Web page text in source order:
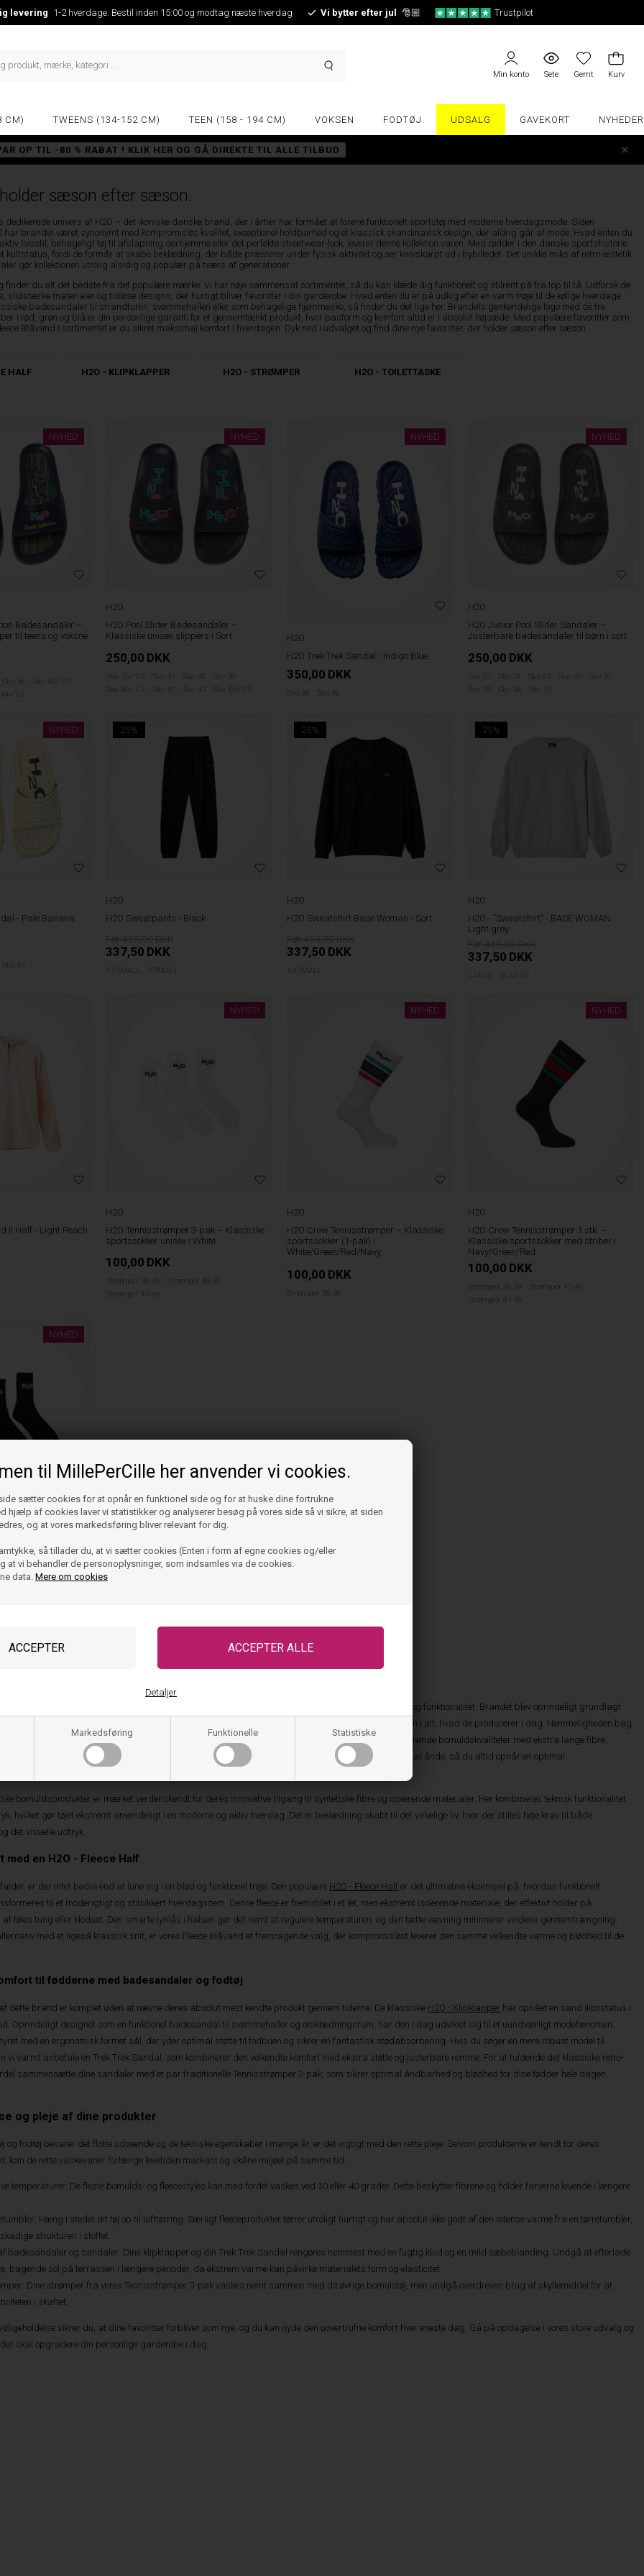
til MillePerCille her anvender vi cookies.
sætter cookies for at opnår en funktionel side og for at huske dine fortrukne
hjælp af cookies laver vi statistikker og analyserer besøg på vores side så vi sikre, at siden
og at vores markedsføring bliver relevant for dig.
så tillader du, at vi sætter cookies (Enten i form af egne cookies og/eller
at vi behandler de personoplysninger, som indsamles via de cookies.
data. Mere om cookies
Markedsføring Funktionelle Statistiske
Detaljer
levering 1-2 hverdage. Bestil inden 15:00 og modtag næste hverdag Vi bytter efter jul 🎅🏼 Trustpilot
Min konto Sete Gemt Kurv
CM) TWEENS (134-152 CM) TEEN (158 - 194 CM) VOKSEN FODTØJ UDSALG GAVEKORT NYHEDER
OP TIL -80 % RABAT ! KLIK HER OG GÅ DIREKTE TIL ALLE TILBUD
holder sæson efter sæson.
dedikerede univers af H2O – det ikoniske danske brand, der i årtier har formået at forene funktionelt sportstøj med moderne hverdagsmode. Siden
har brandet været synonymt med kompromisløs kvalitet, exceptionel holdbarhed og et klassisk skandinavisk design, der aldrig går af mode. Hvad enten du
aktiv livsstil, behageligt tøj til afslapning derhjemme eller det perfekte streetwear-look, leverer denne kollektion varen. Med rødder i den danske sportshistorie
kultstatus, fordi de formår at skabe beklædning, der både præsterer under fysisk aktivitet og ser knivskarpt ud i bybilledet. Det unikke miks af retro-æstetik
gør kollektionen utrolig alsidig og populær på tværs af generationer.
finder du alt det bedste fra det populære mærke. Vi har nøje sammensat sortimentet, så du kan klæde dig funktionelt og stilrent på fra top til tå. Udforsk de
slidstærke materialer og tidløse designs, der hurtigt bliver favoritter i din garderobe. Hvad enten du er på udkig efter en varm trøje til de kølige hverdage
badesandaler til strandturen, svømmehallen eller som behagelige hjemmesko, så finder du det lige her. Brandets genkendelige logo med de tre
i rød, grøn og blå er din personlige garanti for et gennemtænkt produkt, hvor pasform og komfort altid er i absolut højsæde. Med populære favoritter som
Blåvand i sortimentet er du sikret maksimal komfort i hverdagen. Dyk ned i udvalget og find dine nye favoritter, der holder sæson efter sæson.
HALF H2O - KLIPKLAPPER H2O - STRØMPER H2O - TOILETTASKE
NYHED
Badesandaler –
til teens og voksne
Sko 38
Sko 40+1/2
44+1/2
NYHED
H2O
H2O Pool Slider Badesandaler –
Klassiske unisex slippers i Sort
250,00 DKK
Sko 35+1/2 Sko 37 Sko 38
Sko 39
Sko 40+1/2
Sko 42 Sko 43 Sko 44+1/2
NYHED
H2O
H2O Trek Trek Sandal - Indigo Blue
350,00 DKK
Sko 38 Sko 39
NYHED
H2O
H2O Junior Pool Slider Sandaler –
Justerbare badesandaler til børn i sort
250,00 DKK
Sko 25 Sko 28 Sko 29 Sko 30
Sko 31
Sko 33
Sko 34 Sko 35
NYHED
- Pale Banana
Sko 42
25%
H2O
H2O Sweatpants - Black
450,00
337,50 DKK
XXSMALL XSMALL
25%
H2O
H2O Sweatshirt Base Woman - Sort
450,00
337,50 DKK
XXSMALL
25%
H2O
H2O - "Sweatshirt" - BASE WOMAN -
Light grey
450,00
337,50 DKK
LARGE XLARGE
II Half - Light Peach
NYHED
H2O
H2O Tennisstrømper 3-pak – Klassiske
sportssokker unisex i White
100,00 DKK
Strømper 36-39
Strømper 40-42
Strømper 43-46
NYHED
H2O
H2O Crew Tennisstrømper – Klassiske
sportssokker (1-pak) i
White/Green/Red/Navy
100,00 DKK
Strømper 36-39
NYHED
H2O
H2O Crew Tennisstrømper 1 stk. –
Klassiske sportssokker med striber i
Navy/Green/Red
100,00 DKK
Strømper 36-39
Strømper 40-42
Strømper 43-46
NYHED
3-pak – Sorte
unisex
og fodtøj fra det danske sportsbrand H2O, investerer du i en lang tradition for sublim kvalitet og funktionalitet. Brandet blev oprindeligt grundlagt
at skabe sportstøj, der kunne modstå det omskiftelige skandinaviske vejr, og den filosofi er stadig kernen i alt, hvad de producerer i dag. Hemmeligheden bag
stringente proces omkring materialevalg og de avancerede vævningsmetoder. Der anvendes udelukkende bomuldskvaliteter med ekstra lange fibre,
blød overflade og en slidstyrke, som holder form og farve vask efter vask. Tekstilerne er designet til at ånde, så du altid opnår en optimal
bomuldsprodukter er mærket verdenskendt for deres innovative tilgang til syntetiske fibre og isolerende materialer. Her kombineres teknisk funktionalitet
hvilket gør tøjet ekstremt anvendeligt i en moderne og aktiv hverdag. Det er beklædning skabt til det virkelige liv, hvor der stilles høje krav til både
det visuelle udtryk.
med en H2O - Fleece Half
er der intet bedre end at lune sig i en blød og funktionel trøje. Den populære H2O - Fleece Half er det ultimative eksempel på, hvordan funktionelt
til et moderigtigt og stilsikkert hverdagsitem. Denne fleece er fremstillet i et let, men ekstremt isolerende materiale, der effektivt holder på
at føles tung eller klodset. Den smarte lynlås i halsen gør det nemt at regulere temperaturen, og den tætte vævning minimerer vindens gennemtrængning.
med et ligeså klassisk snit, er vores Fleece Blåvand et fremragende valg, der kompromisløst leverer den samme velkendte varme og blødhed til de
til fødderne med badesandaler og fodtøj
dette brand er komplet uden at nævne deres absolut mest kendte produkt gennem tiderne. De klassiske H2O - Klipklapper har opnået en sand ikonstatus i
Oprindeligt designet som en funktionel badesandal til svømmehaller og omklædningsrum, har den i dag udviklet sig til et uundværligt modefænomen.
med en ergonomisk formet sål, der yder optimal støtte til fodbuen og sikrer en fantastisk stødabsorbering. Hvis du søger en mere robust model til
vi varmt anbefale en Trek Trek Sandal, som kombinerer den velkendte komfort med ekstra støtte og justerbare remme. For at fuldende det klassiske retro-
sammensætte dine sandaler med et par traditionelle Tennisstrømper 3-pak, som sikrer optimal åndbarhed og blødhed for dine fødder hele dagen.
og pleje af dine produkter
og fodtøj bevarer det flotte udseende og de tekniske egenskaber i mange år, er det vigtigt med den rette pleje. Selvom produkterne er kendt for deres
kan de rette vaskevaner forlænge levetiden markant og skåne miljøet på samme tid.
temperaturer: De fleste bomulds- og fleecestyles kan med fordel vaskes ved 30 eller 40 grader. Dette beskytter fibrene og holder farverne levende i længere
Hæng i stedet dit tøj op til lufttørring. Særligt fleeceprodukter tørrer utroligt hurtigt og har absolut ikke godt af den intense varme fra en tørretumbler,
strukturen i stoffet.
badesandaler og sandaler: Dine klipklapper og din Trek Trek Sandal rengøres nemmest med en fugtig klud og en mild sæbeblanding. Undgå at efterlade
bagende sol på terrassen i længere perioder, da ekstrem varme kan påvirke materialets form og elasticitet.
Dine strømper fra vores Tennisstrømper 3-pak vaskes nemt sammen med dit øvrige bomulstøj, men undgå overdreven brug af skyllemiddel for at
i skaftet.
sikrer du, at dine favoritter forbliver som nye, og du kan nyde den uovertrufne komfort hver eneste dag. Gå på opdagelse i vores store udvalg og
skal opgradere din personlige garderobe i dag.